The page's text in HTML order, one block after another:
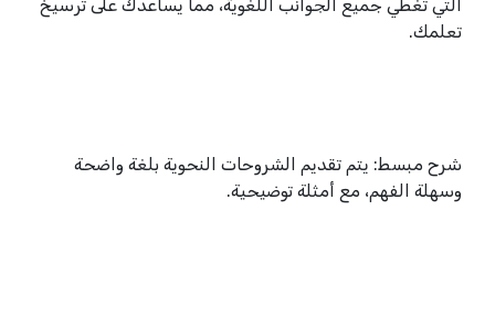
التي تغطي جميع الجوانب اللغوية، مما يساعدك على ترسيخ
تعلمك.
شرح مبسط: يتم تقديم الشروحات النحوية بلغة واضحة
وسهلة الفهم، مع أمثلة توضيحية.